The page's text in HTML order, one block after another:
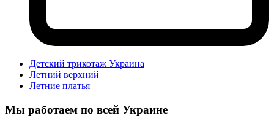
Детский трикотаж Украина
Летний верхний
Летние платья
Мы работаем по всей Украине